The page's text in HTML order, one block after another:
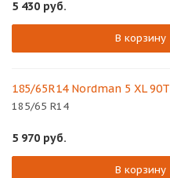
5 430 руб.
В корзину
185/65R14 Nordman 5 XL 90T
185/65 R14
5 970 руб.
В корзину